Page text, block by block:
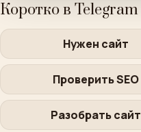
Коротко в Telegram
Нужен сайт
Проверить SEO
Разобрать сайт